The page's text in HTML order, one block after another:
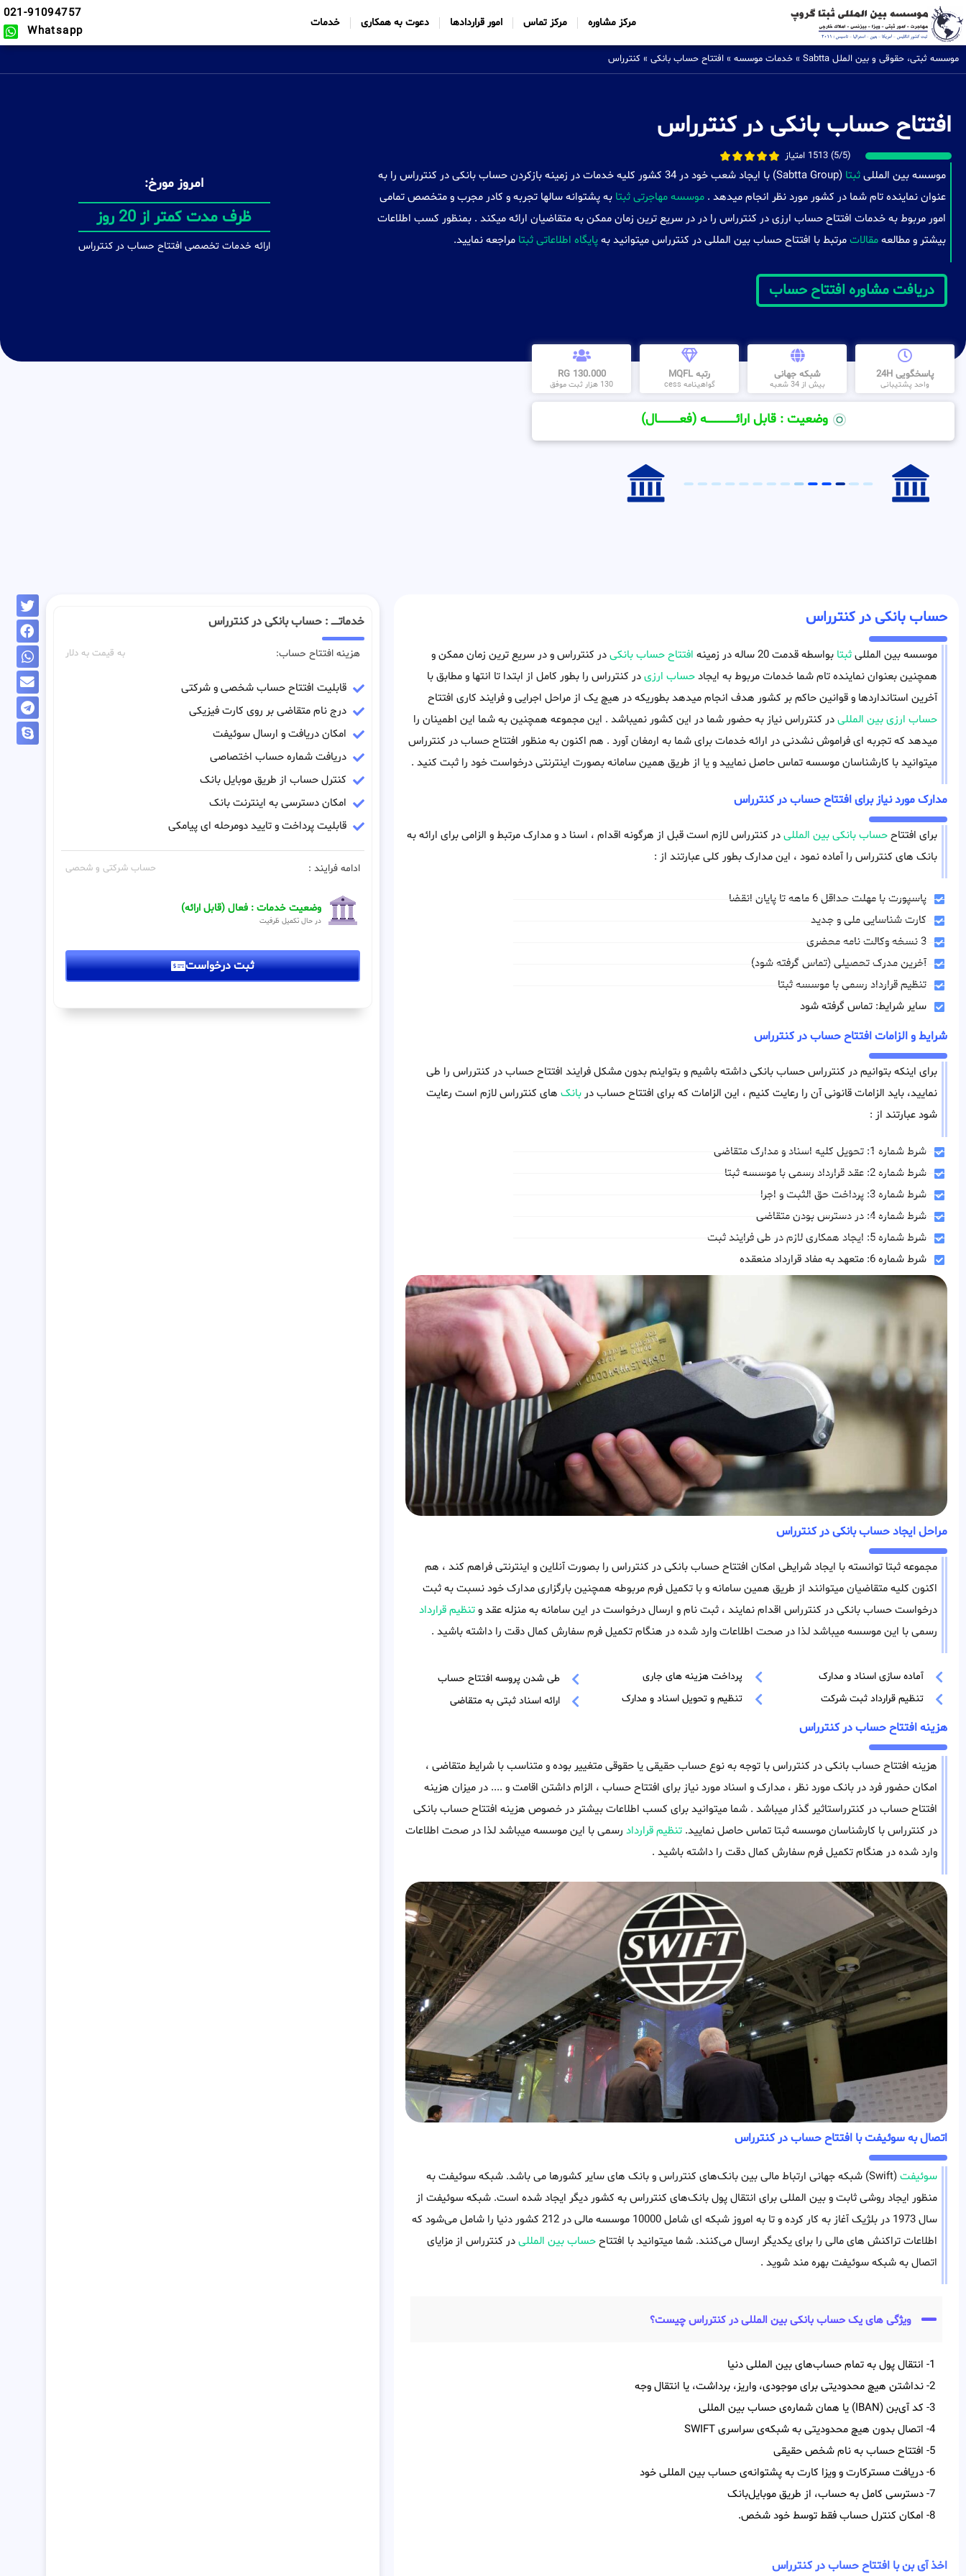
مرکز مشاوره مرکز تماس امور قراردادها دعوت به همکاری خدمات
021-91094757
Whatsapp
موسسه ثبتی، حقوقی و بین الملل Sabtta » خدمات موسسه » افتتاح حساب بانکی » کنترراس
افتتاح حساب بانکی در کنترراس
(5/5) 1513 امتیاز
موسسه بین المللیثبتا
(Sabtta Group) با ایجاد شعب خود در 34 کشور کلیه خدمات در زمینه بازکردن حساب بانکی در کنترراس را به
عنوان نماینده تام شما در کشور مورد نظر انجام میدهد . موسسه مهاجرتی ثبتا به پشتوانه سالها تجربه و کادر مجرب و متخصص تمامی
امور مربوط به خدمات افتتاح حساب ارزی در کنترراس را در در سریع ترین زمان ممکن به متقاضیان ارائه میکند . بمنظور کسب اطلاعات
بیشتر و مطالعهمقالاتمرتبط با افتتاح حساب بین المللی در کنترراس میتوانید بهپایگاه اطلاعاتی ثبتا مراجعه نمایید.
دریافت مشاوره افتتاح حساب
امروز مورخ:
بدون محدودیت
ارائه خدمات تخصصی افتتاح حساب در کنترراس
پاسخگویی 24H
واحد پشتیبانی
شبکه جهانی
بیش از 34 شعبه
رتبه MQFL
گواهینامه cess
130.000 RG
130 هزار ثبت موفق
وضعیت : قابل ارائــــــــــــــــــــه (فعـــــــــــــــال)
حساب بانکی در کنترراس
موسسه بین المللیثبتا بواسطه قدمت 20 ساله در زمینه افتتاح حساب بانکیدر کنترراس و در سریع ترین زمان ممکن و
همچنین بعنوان نماینده تام شما خدمات مربوط به ایجادحساب ارزیدر کنترراس را بطور کامل از ابتدا تا انتها و مطابق با
آخرین استانداردها و قوانین حاکم بر کشور هدف انجام میدهد بطوریکه در هیچ یک از مراحل اجرایی و فرایند کاری افتتاح
حساب ارزی بین المللیدر کنترراس نیاز به حضور شما در این کشور نمیباشد . این مجموعه همچنین به شما این اطمینان را
میدهد که تجربه ای فراموش نشدنی در ارائه خدمات برای شما به ارمغان آورد . هم اکنون به منظور افتتاح حساب در کنترراس
میتوانید با کارشناسان موسسه تماس حاصل نمایید و یا از طریق همین سامانه بصورت اینترنتی درخواست خود را ثبت کنید .
مدارک مورد نیاز برای افتتاح حساب در کنترراس
برای افتتاححساب بانکی بین المللیدر کنترراس لازم است قبل از هرگونه اقدام ، اسنا د و مدارک مرتبط و الزامی برای ارائه به
بانک های کنترراس را آماده نمود ، این مدارک بطور کلی عبارتند از :
پاسپورت با مهلت حداقل 6 ماهه تا پایان انقضا
کارت شناسایی ملی و جدید
3 نسخه وکالت نامه محضری
آخرین مدرک تحصیلی (تماس گرفته شود)
تنظیم قرارداد رسمی با موسسه ثبتا
سایر شرایط: تماس گرفته شود
شرایط و الزامات افتتاح حساب در کنترراس
برای اینکه بتوانیم در کنترراس حساب بانکی داشته باشیم و بتواینم بدون مشکل فرایند افتتاح حساب در کنترراس را طی
نمایید، باید الزامات قانونی آن را رعایت کنیم ، این الزامات که برای افتتاح حساب دربانک های کنترراس لازم است رعایت
شود عبارتند از :
شرط شماره 1: تحویل کلیه اسناد و مدارک متقاضی
شرط شماره 2: عقد قرارداد رسمی با موسسه ثبتا
شرط شماره 3: پرداخت حق الثبت و اجرا
شرط شماره 4: در دسترس بودن متقاضی
شرط شماره 5: ایجاد همکاری لازم در طی فرایند ثبت
شرط شماره 6: متعهد به مفاد قرارداد منعقده
مراحل ایجاد حساب بانکی در کنترراس
مجموعه ثبتا توانسته با ایجاد شرایطی امکان افتتاح حساب بانکی در کنترراس را بصورت آنلاین و اینترنتی فراهم کند ، هم
اکنون کلیه متقاضیان میتوانند از طریق همین سامانه و با تکمیل فرم مربوطه همچنین بارگزاری مدارک خود نسبت به ثبت
درخواست حساب بانکی در کنترراس اقدام نمایند ، ثبت نام و ارسال درخواست در این سامانه به منزله عقد وتنظیم قرارداد
رسمی با این موسسه میباشد لذا در صحت اطلاعات وارد شده در هنگام تکمیل فرم سفارش کمال دقت را داشته باشید .
آماده سازی اسناد و مدارک
تنظیم قرارداد ثبت شرکت
پرداخت هزینه های جاری
تنظیم و تحویل اسناد و مدارک
طی شدن پروسه افتتاح حساب
ارائه اسناد ثبتی به متقاضی
هزینه افتتاح حساب در کنترراس
هزینه افتتاح حساب بانکی در کنترراس با توجه به نوع حساب حقیقی یا حقوقی متغییر بوده و متناسب با شرایط متقاضی ،
امکان حضور فرد در بانک مورد نظر ، مدارک و اسناد مورد نیاز برای افتتاح حساب ، الزام داشتن اقامت و .... در میزان هزینه
افتتاح حساب در کنترراستاثیر گذار میباشد . شما میتوانید برای کسب اطلاعات بیشتر در خصوص هزینه افتتاح حساب بانکی
در کنترراس با کارشناسان موسسه ثبتا تماس حاصل نمایید. تنظیم قرارداد رسمی با این موسسه میباشد لذا در صحت اطلاعات
وارد شده در هنگام تکمیل فرم سفارش کمال دقت را داشته باشید .
اتصال به سوئیفت با افتتاح حساب در کنترراس
سوئیفت
(Swift) شبکه جهانی ارتباط‌ مالی بین بانک‌های کنترراس و بانک های سایر کشورها می باشد. شبکه سوئیفت به
منظور ایجاد روشی ثابت و بین المللی برای انتقال پول بانک‌های کنترراس به کشور دیگر ایجاد شده است. شبکه سوئیفت از
سال 1973 در بلژیک آغاز به کار کرده و تا به امروز شبکه ای شامل 10000 موسسه مالی در 212 کشور دنیا را شامل می‌شود که
اطلاعات تراکنش های مالی را برای یکدیگر ارسال می‌کنند. شما میتوانید با افتتاححساب بین المللیدر کنترراس از مزایای
اتصال به شبکه سوئیفت بهره مند شوید .
ویژگی های یک حساب بانکی بین المللی در کنترراس چیست؟
1- انتقال پول به تمام حساب‌‌های بین‌‌ المللی دنیا
2- نداشتن هیچ محدودیتی برای موجودی، واریز، برداشت، یا انتقال وجه
3- کد آی‌‌بن (IBAN) یا همان شماره‌ی حساب بین‌ المللی
4- اتصال بدون هیچ محدودیتی به شبکه‌ی سراسری SWIFT
5- افتتاح حساب به نام شخص حقیقی
6- دریافت مسترکارت و ویزا کارت به پشتوانه‌ی حساب بین المللی خود
7- دسترسی کامل به حساب، از طریق موبایل‌بانک
8- امکان کنترل حساب فقط توسط خود شخص.
اخذ آی بن با افتتاح حساب در کنترراس
خدماتـــــ : حساب بانکی در کنترراس
هزینه افتتاح حساب: به قیمت به دلار
قابلیت افتتاح حساب شخصی و شرکتی
درج نام متقاضی بر روی کارت فیزیکی
امکان دریافت و ارسال سوئیفت
دریافت شماره حساب اختصاصی
کنترل حساب از طریق موبایل بانک
امکان دسترسی به اینترنت بانک
قابلیت پرداخت و تایید دومرحله ای پیامکی
ادامه فرایند : حساب شرکتی و شحصی
وضعیت خدمات : فعال (قابل ارائه)
در حال تکمیل ظرفیت
ثبت درخواست